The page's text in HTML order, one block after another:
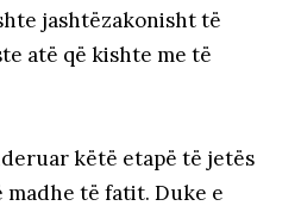
jashtëzakonisht të
atë që kishte me të
këtë etapë të jetës
të fatit. Duke e